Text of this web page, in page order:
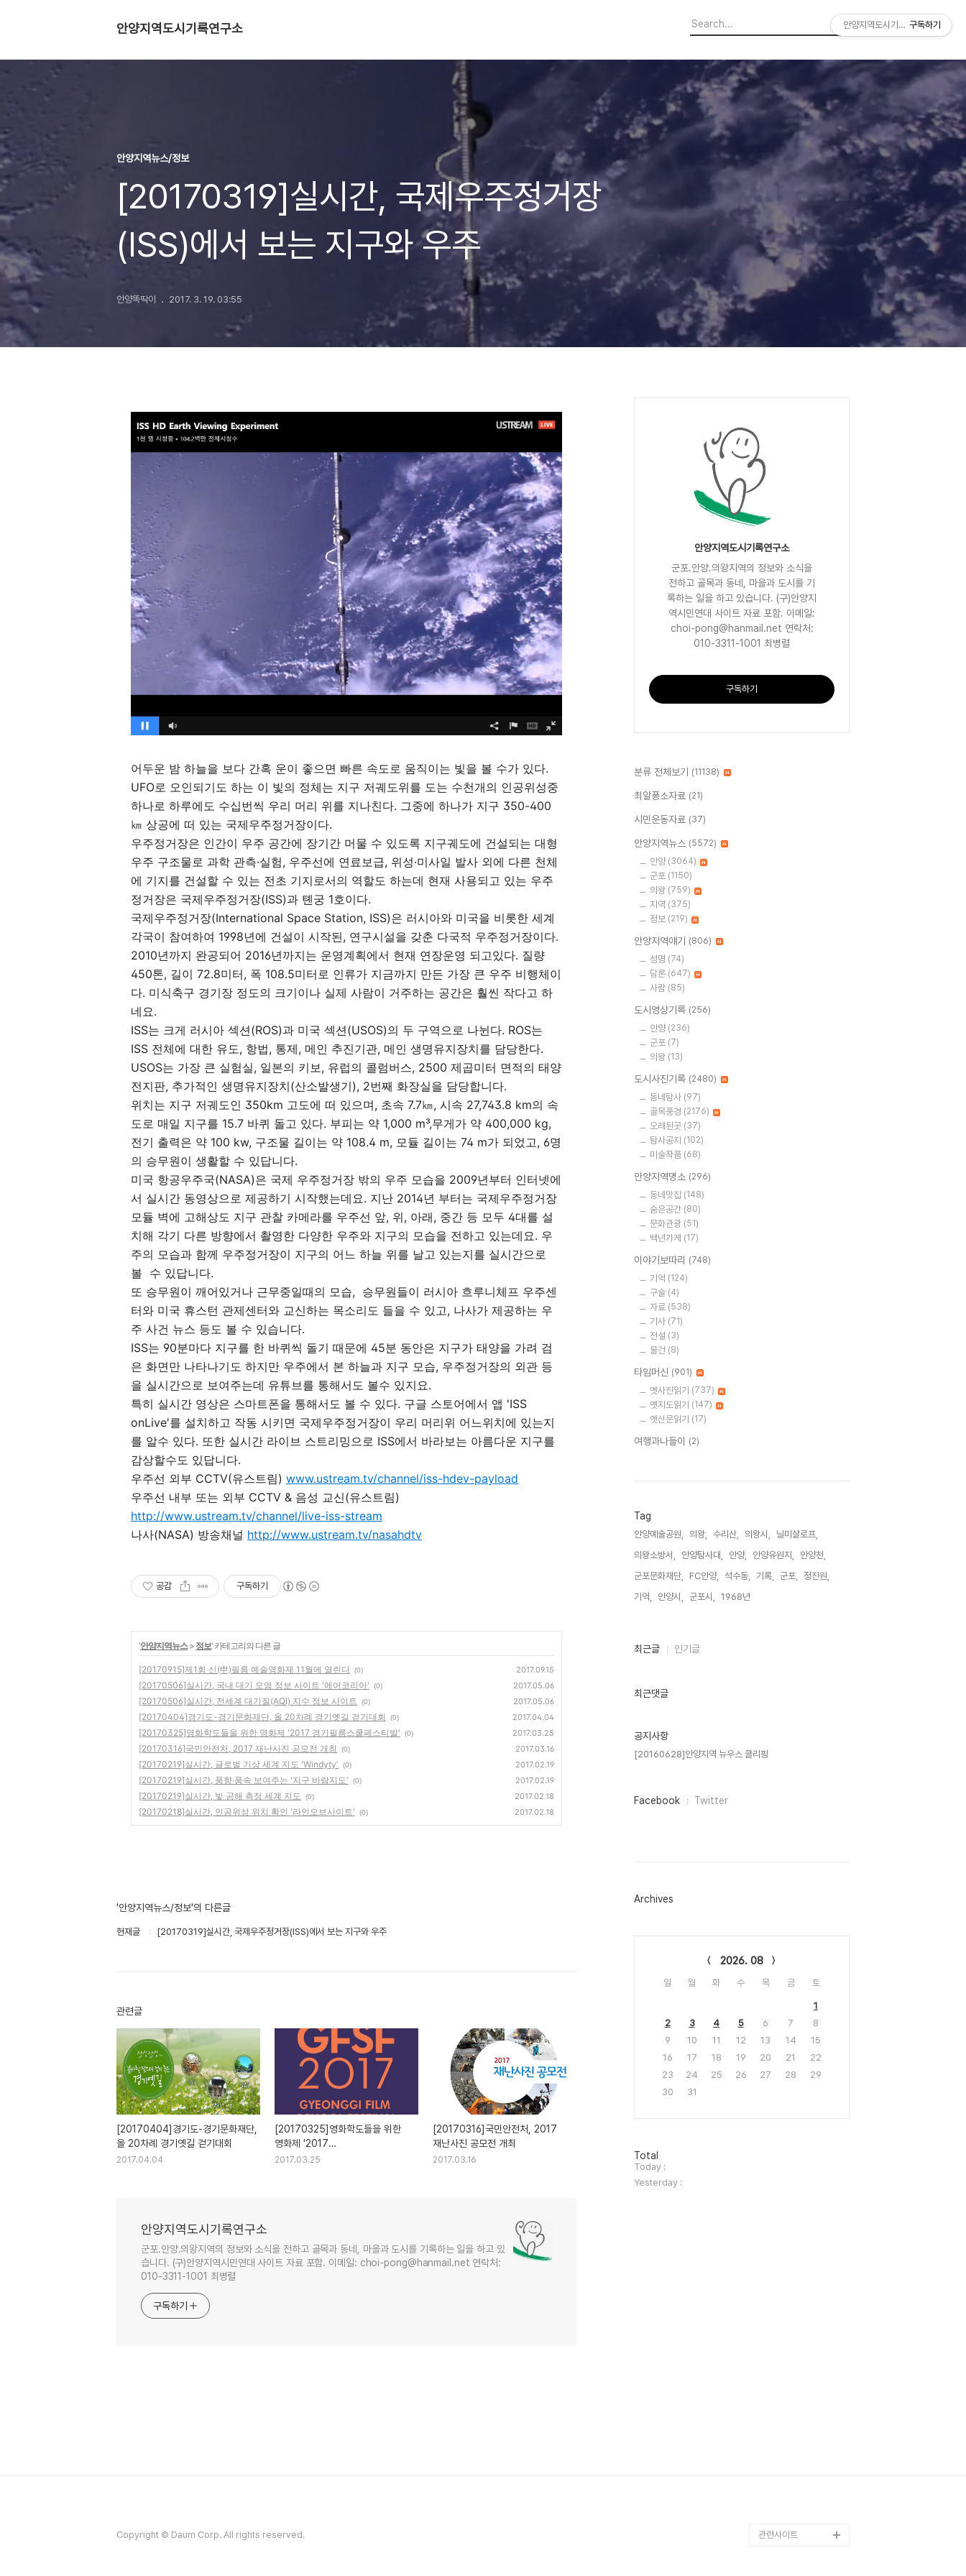
안양지역도시기록연구소
안양지역뉴스/정보
[20170319]실시간, 국제우주정거장
(ISS)에서 보는 지구와 우주
안양똑딱이 2017. 3. 19. 03:55
어두운 밤 하늘을 보다 간혹 운이 좋으면 빠른 속도로 움직이는 빛을 볼 수가 있다.
UFO로 오인되기도 하는 이 빛의 정체는 지구 저궤도위를 도는 수천개의 인공위성중
하나로 하루에도 수십번씩 우리 머리 위를 지나친다. 그중에 하나가 지구 350-400
㎞ 상공에 떠 있는 국제우주정거장이다.
우주정거장은 인간이 우주 공간에 장기간 머물 수 있도록 지구궤도에 건설되는 대형
우주 구조물로 과학 관측·실험, 우주선에 연료보급, 위성·미사일 발사 외에 다른 천체
에 기지를 건설할 수 있는 전초 기지로서의 역할도 하는데 현재 사용되고 있는 우주
정거장은 국제우주정거장(ISS)과 톈궁 1호이다.
국제우주정거장(International Space Station, ISS)은 러시아와 미국을 비롯한 세계
각국이 참여하여 1998년에 건설이 시작된, 연구시설을 갖춘 다국적 우주정거장이다.
2010년까지 완공되어 2016년까지는 운영계획에서 현재 연장운영 되고있다. 질량
450톤, 길이 72.8미터, 폭 108.5미터로 인류가 지금까지 만든 가장 큰 우주 비행체이
다. 미식축구 경기장 정도의 크기이나 실제 사람이 거주하는 공간은 훨씬 작다고 하
네요.
ISS는 크게 러시아 섹션(ROS)과 미국 섹션(USOS)의 두 구역으로 나뉜다. ROS는
ISS 전체에 대한 유도, 항법, 통제, 메인 추진기관, 메인 생명유지장치를 담당한다.
USOS는 가장 큰 실험실, 일본의 키보, 유럽의 콜럼버스, 2500 제곱미터 면적의 태양
전지판, 추가적인 생명유지장치(산소발생기), 2번째 화장실을 담당합니다.
위치는 지구 저궤도인 350km 고도에 떠 있으며, 초속 7.7㎞, 시속 27,743.8 km의 속
도로 매일 지구를 15.7 바퀴 돌고 있다. 부피는 약 1,000 m³,무게가 약 400,000 kg,
전기 출력은 약 100 kw, 구조물 길이는 약 108.4 m, 모듈 길이는 74 m가 되었고, 6명
의 승무원이 생활할 수 있답니다.
미국 항공우주국(NASA)은 국제 우주정거장 밖의 우주 모습을 2009년부터 인터넷에
서 실시간 동영상으로 제공하기 시작했는데요. 지난 2014년 부터는 국제우주정거장
모듈 벽에 고해상도 지구 관찰 카메라를 우주선 앞, 위, 아래, 중간 등 모두 4대를 설
치해 각기 다른 방향에서 촬영한 다양한 우주와 지구의 모습을 전하고 있는데요. 우
주의 모습과 함께 우주정거장이 지구의 어느 하늘 위를 날고 있는지를 실시간으로
볼 수 있답니다.
또 승무원이 깨어있거나 근무중일때의 모습, 승무원들이 러시아 흐루니체프 우주센
터와 미국 휴스턴 관제센터와 교신하는 목소리도 들을 수 있고, 나사가 제공하는 우
주 사건 뉴스 등도 볼 수 있습니다.
ISS는 90분마다 지구를 한 바퀴씩 돌기 때문에 45분 동안은 지구가 태양을 가려 검
은 화면만 나타나기도 하지만 우주에서 본 하늘과 지구 모습, 우주정거장의 외관 등
을 실시간으로 보여주는데 유튜브를 통해서도 볼수 있지요.
특히 실시간 영상은 스마트폰을 통해서도 볼 수 있다. 구글 스토어에서 앱 'ISS
onLive'를 설치하고 작동 시키면 국제우주정거장이 우리 머리위 어느위치에 있는지
를 알수 있다. 또한 실시간 라이브 스트리밍으로 ISS에서 바라보는 아름다운 지구를
감상할수도 있답니다.
우주선 외부 CCTV(유스트림) www.ustream.tv/channel/iss-hdev-payload
우주선 내부 또는 외부 CCTV & 음성 교신(유스트림)
http://www.ustream.tv/channel/live-iss-stream
나사(NASA) 방송채널 http://www.ustream.tv/nasahdtv
공감 구독하기
'안양지역뉴스> 정보' 카테고리의 다른 글
[20170915]제1회 신(申)필름 예술영화제 11월에 열린다 (0) 2017.09.15
[20170506]실시간, 국내 대기 오염 정보 사이트 '에어코리아' (0) 2017.05.06
[20170506]실시간, 전세계 대기질(AQI) 지수 정보 사이트 (0) 2017.05.06
[20170404]경기도-경기문화재단, 올 20차례 경기옛길 걷기대회 (0) 2017.04.04
[20170325]영화학도들을 위한 영화제 '2017 경기필름스쿨페스티발' (0) 2017.03.25
[20170316]국민안전처, 2017 재난사진 공모전 개최 (0) 2017.03.16
[20170219]실시간, 글로벌 기상 세계 지도 'Windyty' (0) 2017.02.19
[20170219]실시간, 풍향·풍속 보여주는 '지구 바람지도' (0) 2017.02.19
[20170219]실시간, 빛 공해 측정 세계 지도 (0) 2017.02.18
[20170218]실시간, 인공위성 위치 확인 '라인오브사이트' (0) 2017.02.18
'안양지역뉴스/정보'의 다른글
현재글 [20170319]실시간, 국제우주정거장(ISS)에서 보는 지구와 우주
관련글
[20170404]경기도-경기문화재단,
올 20차례 경기옛길 걷기대회
2017.04.04
[20170325]영화학도들을 위한
영화제 '2017
경기필름스쿨페스티발'
2017.03.25
[20170316]국민안전처, 2017
재난사진 공모전 개최
2017.03.16
안양지역도시기록연구소
군포.안양.의왕지역의 정보와 소식을 전하고 골목과 동네, 마을과 도시를 기록하는 일을 하고 있
습니다. (구)안양지역시민연대 사이트 자료 포함. 이메일: choi-pong@hanmail.net 연락처:
010-3311-1001 최병렬
구독하기
안양지역도시기록연구소
군포.안양.의왕지역의 정보와 소식을
전하고 골목과 동네, 마을과 도시를 기
록하는 일을 하고 있습니다. (구)안양지
역시민연대 사이트 자료 포함. 이메일:
choi-pong@hanmail.net 연락처:
010-3311-1001 최병렬
구독하기
분류 전체보기 (11138)
최알퐁소자료 (21)
시민운동자료 (37)
안양지역뉴스 (5572)
안양 (3064)
군포 (1150)
의왕 (759)
지역 (375)
정보 (219)
안양지역얘기 (806)
성명 (74)
담론 (647)
사람 (85)
도시영상기록 (256)
안양 (236)
군포 (7)
의왕 (13)
도시사진기록 (2480)
동네탐사 (97)
골목풍경 (2176)
오래된곳 (37)
탐사공지 (102)
미술작품 (68)
안양지역명소 (296)
동네맛집 (148)
숨은공간 (80)
문화관광 (51)
백년가게 (17)
이야기보따리 (748)
기억 (124)
구술 (4)
자료 (538)
기사 (71)
전설 (3)
물건 (8)
타임머신 (901)
옛사진읽기 (737)
옛지도읽기 (147)
옛신문읽기 (17)
여행과나들이 (2)
Tag
안양예술공원, 의왕, 수리산, 의왕시,
닐미샬로프,
의왕소방서,
안양탐사대, 안양, 안양유원지,
안양천,
군포문화재단,
FC안양, 석수동, 기록, 군포,
정진원,
기억,
안양시, 군포시, 1968년,
최
인
최근글 인기글
최근댓글
공지사항
[20160628]안양지역 뉴우스 클리핑
페
그
Facebook Twitter
Archives
2026. 08
일 월 화 수 목 금 토
1
2
3 4 5 6 7
8
9
10 11 12 13 14
15
16
17 18 19 20 21
22
23
24 25 26 27 28
29
30
31
방
문
자
수
Total
Today :
Yesterday :
Copyright © Daum Corp. All rights reserved. 관련사이트
안양지역도시기록연구소
구독하기